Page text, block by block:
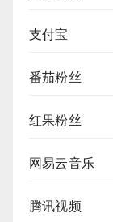
支付宝
番茄粉丝
红果粉丝
网易云音乐
腾讯视频